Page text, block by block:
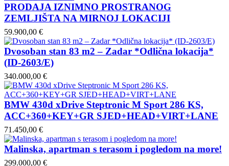
PRODAJA IZNIMNO PROSTRANOG
ZEMLJIŠTA NA MIRNOJ LOKACIJI
59.900,00 €
Dvosoban stan 83 m2 – Zadar *Odlična lokacija*
(ID-2603/E)
340.000,00 €
BMW 430d xDrive Steptronic M Sport 286 KS,
ACC+360+KEY+GR SJED+HEAD+VIRT+LANE
71.450,00 €
Malinska, apartman s terasom i pogledom na more!
299.000,00 €